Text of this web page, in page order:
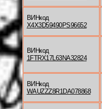
ВИНкод
X4X3D59490PS96652
ВИНкод
1FTRX17L63NA32824
ВИНкод
WAUZZZ8R1DA078868